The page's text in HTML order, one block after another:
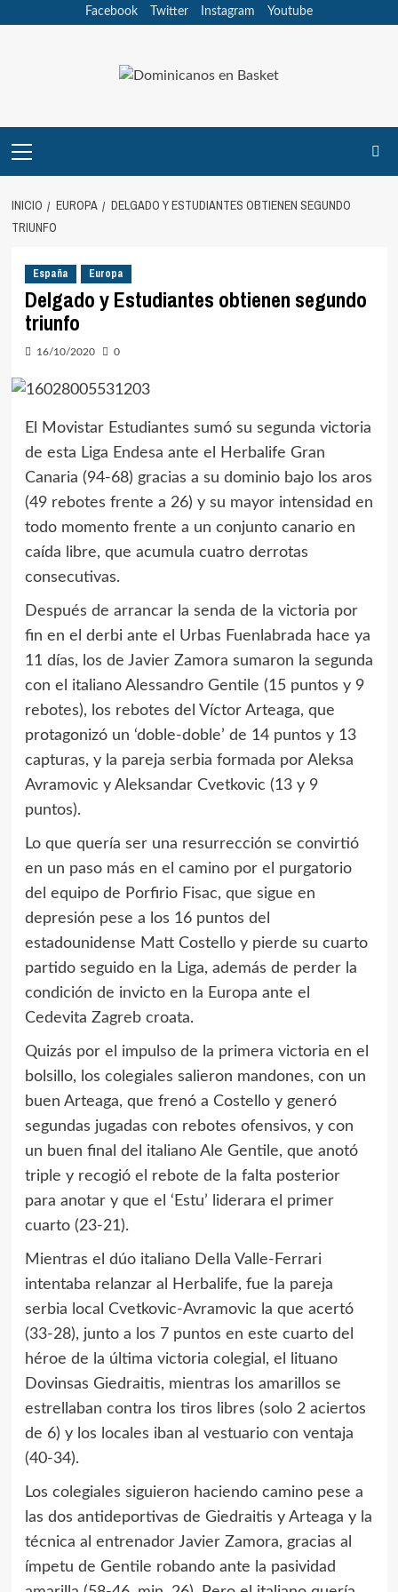
Facebook Twitter Instagram Youtube
principal
INICIO EUROPA
DELGADO Y ESTUDIANTES OBTIENEN SEGUNDO
TRIUNFO
España Europa
Delgado y Estudiantes obtienen segundo
triunfo
16/10/2020 0
El Movistar Estudiantes sumó su segunda victoria
de esta Liga Endesa ante el Herbalife Gran
Canaria (94-68) gracias a su dominio bajo los aros
(49 rebotes frente a 26) y su mayor intensidad en
todo momento frente a un conjunto canario en
caída libre, que acumula cuatro derrotas
consecutivas.
Después de arrancar la senda de la victoria por
fin en el derbi ante el Urbas Fuenlabrada hace ya
11 días, los de Javier Zamora sumaron la segunda
con el italiano Alessandro Gentile (15 puntos y 9
rebotes), los rebotes del Víctor Arteaga, que
protagonizó un ‘doble-doble’ de 14 puntos y 13
capturas, y la pareja serbia formada por Aleksa
Avramovic y Aleksandar Cvetkovic (13 y 9
puntos).
Lo que quería ser una resurrección se convirtió
en un paso más en el camino por el purgatorio
del equipo de Porfirio Fisac, que sigue en
depresión pese a los 16 puntos del
estadounidense Matt Costello y pierde su cuarto
partido seguido en la Liga, además de perder la
condición de invicto en la Europa ante el
Cedevita Zagreb croata.
Quizás por el impulso de la primera victoria en el
bolsillo, los colegiales salieron mandones, con un
buen Arteaga, que frenó a Costello y generó
segundas jugadas con rebotes ofensivos, y con
un buen final del italiano Ale Gentile, que anotó
triple y recogió el rebote de la falta posterior
para anotar y que el ‘Estu’ liderara el primer
cuarto (23-21).
Mientras el dúo italiano Della Valle-Ferrari
intentaba relanzar al Herbalife, fue la pareja
serbia local Cvetkovic-Avramovic la que acertó
(33-28), junto a los 7 puntos en este cuarto del
héroe de la última victoria colegial, el lituano
Dovinsas Giedraitis, mientras los amarillos se
estrellaban contra los tiros libres (solo 2 aciertos
de 6) y los locales iban al vestuario con ventaja
(40-34).
Los colegiales siguieron haciendo camino pese a
las dos antideportivas de Giedraitis y Arteaga y la
técnica al entrenador Javier Zamora, gracias al
ímpetu de Gentile robando ante la pasividad